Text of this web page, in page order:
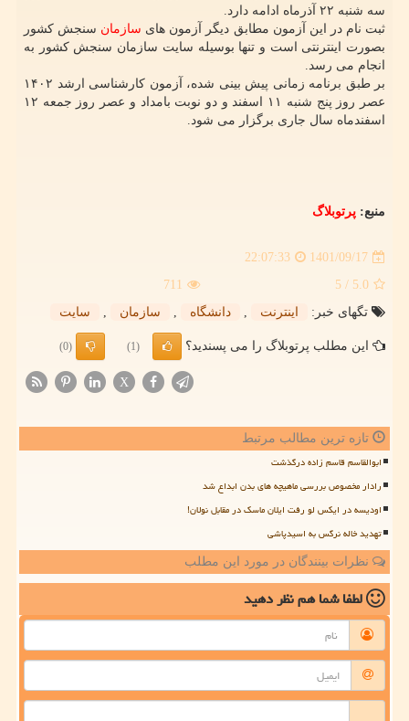
سه شنبه ۲۲ آذرماه ادامه دارد.
ثبت نام در این آزمون مطابق دیگر آزمون های سازمان سنجش کشور
بصورت اینترنتی است و تنها بوسیله سایت سازمان سنجش کشور به
انجام می رسد.
بر طبق برنامه زمانی پیش بینی شده، آزمون کارشناسی ارشد ۱۴۰۲
عصر روز پنج شنبه ۱۱ اسفند و دو نوبت بامداد و عصر روز جمعه ۱۲
اسفندماه سال جاری برگزار می شود.
منبع: پرتوبلاگ
1401/09/17
22:07:33
5.0
/ 5
711
تگهای خبر:
اینترنت , دانشگاه , سازمان , سایت
این مطلب پرتوبلاگ را می پسندید؟ (1)
(0)
X
تازه ترین مطالب مرتبط
ابوالقاسم قاسم زاده درگذشت
رادار مخصوص بررسی ماهیچه های بدن ابداع شد
اودیسه در ایکس لو رفت ایلان ماسک در مقابل نولان!
تهدید خاله نرگس به اسیدپاشی
نظرات بینندگان در مورد این مطلب
لطفا شما همنظر دهید